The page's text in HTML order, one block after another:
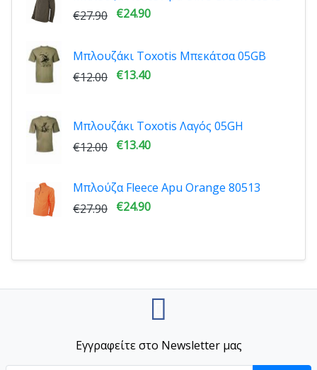
€27.90 €24.90
Μπλουζάκι Toxotis Μπεκάτσα 05GΒ
€12.00 €13.40
Μπλουζάκι Toxotis Λαγός 05GΗ
€12.00 €13.40
Μπλούζα Fleece Apu Orange 80513
€27.90 €24.90
Εγγραφείτε στο Newsletter μας